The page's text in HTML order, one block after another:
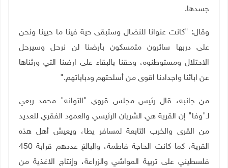
جسدها.
وقال: "كانت عنوانا للنضال وستبقى حية فينا ما حيينا ونحن
على دربها سائرون متمسكون بأرضنا لن نرحل وسيرحل
الاحتلال ومستوطنوه، وحقنا بالبقاء على ارضنا التي ورثناها
عن ابائنا واجدادنا اقوى من أسلحتهم ودباباتهم".
من جانبه، قال رئيس مجلس قروي "التوانه" محمد ربعي
لـ"وفا" إن القرية هي الشريان الرئيسي والعمود الفقري للعديد
من القرى والخرب التابعة لمسافر يطا، ويعيش أهل هذه
القرية، كما كانت الحاجة فاطمة، والبالغ عددهم قرابة 450
فلسطيني على تربية المواشي والزراعة، وإنتاج الاغذية من